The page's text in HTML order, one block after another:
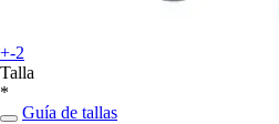
+-2
Talla
*
Guía de tallas